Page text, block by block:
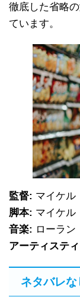
徹底した省略
ています。
監督: マイケル
脚本: マイケル
音楽: ローラン
アーティステ
ネタバレな